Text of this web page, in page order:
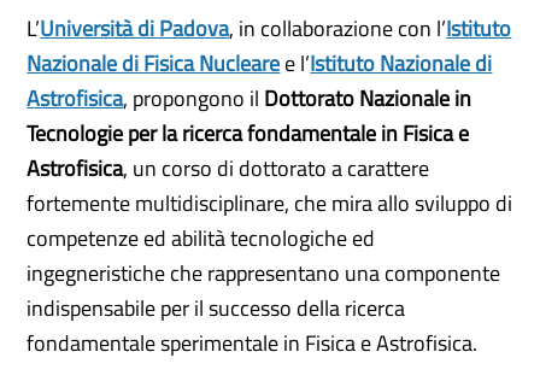
L’Università di Padova, in collaborazione con l’Istituto
Nazionale di Fisica Nuclearee l’Istituto Nazionale di
Astrofisica, propongono il Dottorato Nazionale in
Tecnologie per la ricerca fondamentale in Fisica e
Astrofisica, un corso di dottorato a carattere
fortemente multidisciplinare, che mira allo sviluppo di
competenze ed abilità tecnologiche ed
ingegneristiche che rappresentano una componente
indispensabile per il successo della ricerca
fondamentale sperimentale in Fisica e Astrofisica.